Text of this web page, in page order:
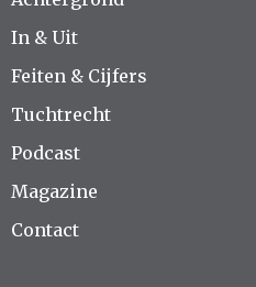
In & Uit
Feiten & Cijfers
Tuchtrecht
Podcast
Magazine
Contact